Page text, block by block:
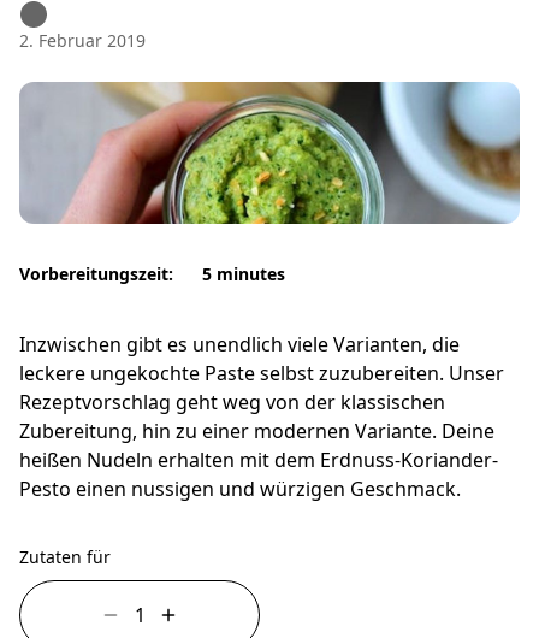
2. Februar 2019
Vorbereitungszeit: 5 minutes
Inzwischen gibt es unendlich viele Varianten, die
leckere ungekochte Paste selbst zuzubereiten. Unser
Rezeptvorschlag geht weg von der klassischen
Zubereitung, hin zu einer modernen Variante. Deine
heißen Nudeln erhalten mit dem Erdnuss-Koriander-
Pesto einen nussigen und würzigen Geschmack.
Zutaten für